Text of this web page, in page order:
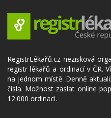
RegistrLékařů.cz nezisková
registr lékařů a ordinací v ČR.
na jednom místě. Denně
čísla. Možnost zaslat online
12.000 ordinací.